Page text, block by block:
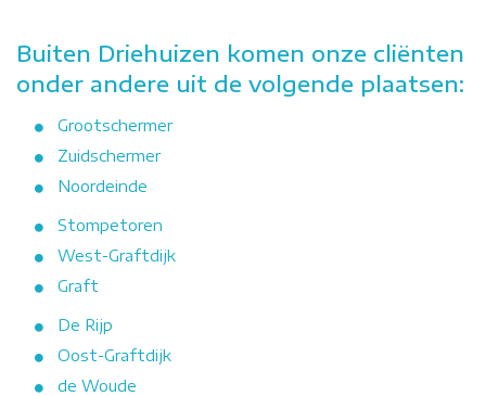
Buiten Driehuizen komen onze cliënten
onder andere uit de volgende plaatsen:
Grootschermer
Zuidschermer
Noordeinde
Stompetoren
West-Graftdijk
Graft
De Rijp
Oost-Graftdijk
de Woude